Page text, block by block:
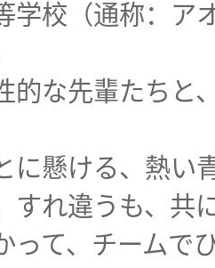
学校（通称：ア
的な先輩たちと
に懸ける、熱い
すれ違うも、共
って、チームで